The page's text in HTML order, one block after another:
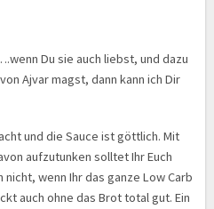
Du sie auch liebst, und dazu
Ajvar magst, dann kann ich Dir
und die Sauce ist göttlich. Mit
aufzutunken solltet Ihr Euch
wenn Ihr das ganze Low Carb
auch ohne das Brot total gut. Ein